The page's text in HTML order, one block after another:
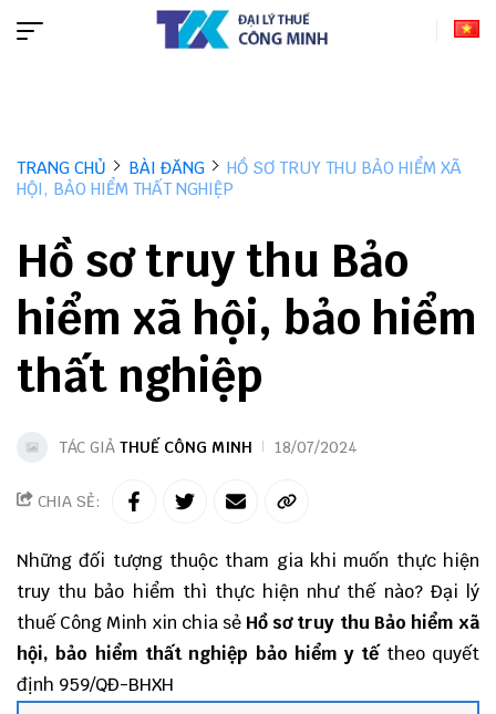
TRANG CHỦ BÀI ĐĂNG
HỒ SƠ TRUY THU BẢO HIỂM XÃ
HỘI, BẢO HIỂM THẤT NGHIỆP
Hồ sơ truy thu Bảo
hiểm xã hội, bảo hiểm
thất nghiệp
TÁC GIẢ THUẾ CÔNG MINH 18/07/2024
CHIA SẺ:
Những đối tượng thuộc tham gia khi muốn thực hiện
truy thu bảo hiểm thì thực hiện như thế nào? Đại lý
thuế Công Minh xin chia sẻ Hồ sơ truy thu Bảo hiểm xã
hội, bảo hiểm thất nghiệp bảo hiểm y tếtheo quyết
định 959/QĐ-BHXH